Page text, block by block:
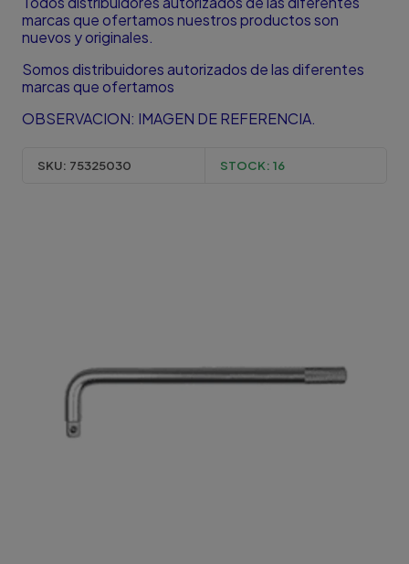
marcas que ofertamos nuestros productos son
nuevos y originales.
Somos distribuidores autorizados de las diferentes
marcas que ofertamos
OBSERVACION: IMAGEN DE REFERENCIA.
SKU: 75325030 STOCK: 16